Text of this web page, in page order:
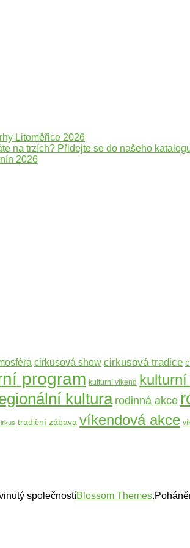
Litoměřice 2026
na trzích? Přidejte se do našeho
2026
cirkusová show cirkusová tradice
program kulturní víkend
kultura rodinná akce
tradiční zábava víkendová akce
společnostíBlossom Themes